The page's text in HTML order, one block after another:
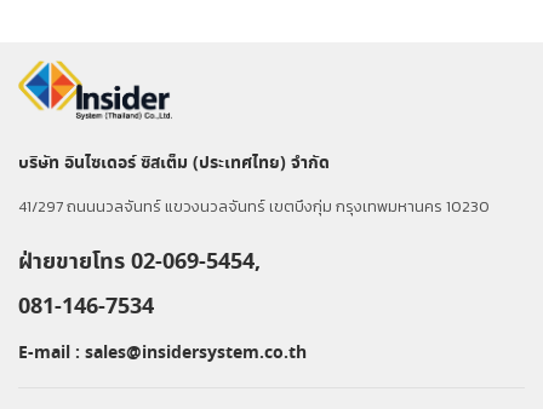
บริษัท อินไซเดอร์ ซิสเต็ม (ประเทศไทย) จำกัด
41/297 ถนนนวลจันทร์ แขวงนวลจันทร์ เขตบึงกุ่ม กรุงเทพมหานคร 10230
ฝ่ายขายโทร 02-069-5454,
081-146-7534
E-mail : sales@insidersystem.co.th